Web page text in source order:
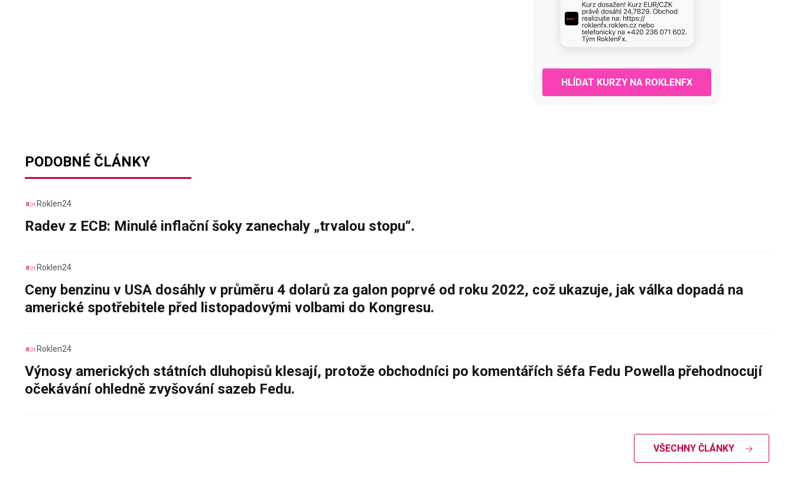
HLÍDAT KURZY NA ROKLENFX
PODOBNÉ ČLÁNKY
Roklen24
Radev z ECB: Minulé inflační šoky zanechaly „trvalou stopu“.
Roklen24
Ceny benzinu v USA dosáhly v průměru 4 dolarů za galon poprvé od roku 2022, což ukazuje, jak válka dopadá na
americké spotřebitele před listopadovými volbami do Kongresu.
Roklen24
Výnosy amerických státních dluhopisů klesají, protože obchodníci po komentářích šéfa Fedu Powella přehodnocují
očekávání ohledně zvyšování sazeb Fedu.
VŠECHNY ČLÁNKY